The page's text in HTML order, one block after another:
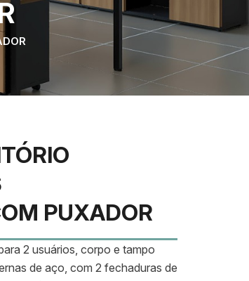
PUXADOR
2 usuários, corpo e tampo
de aço, com 2 fechaduras de